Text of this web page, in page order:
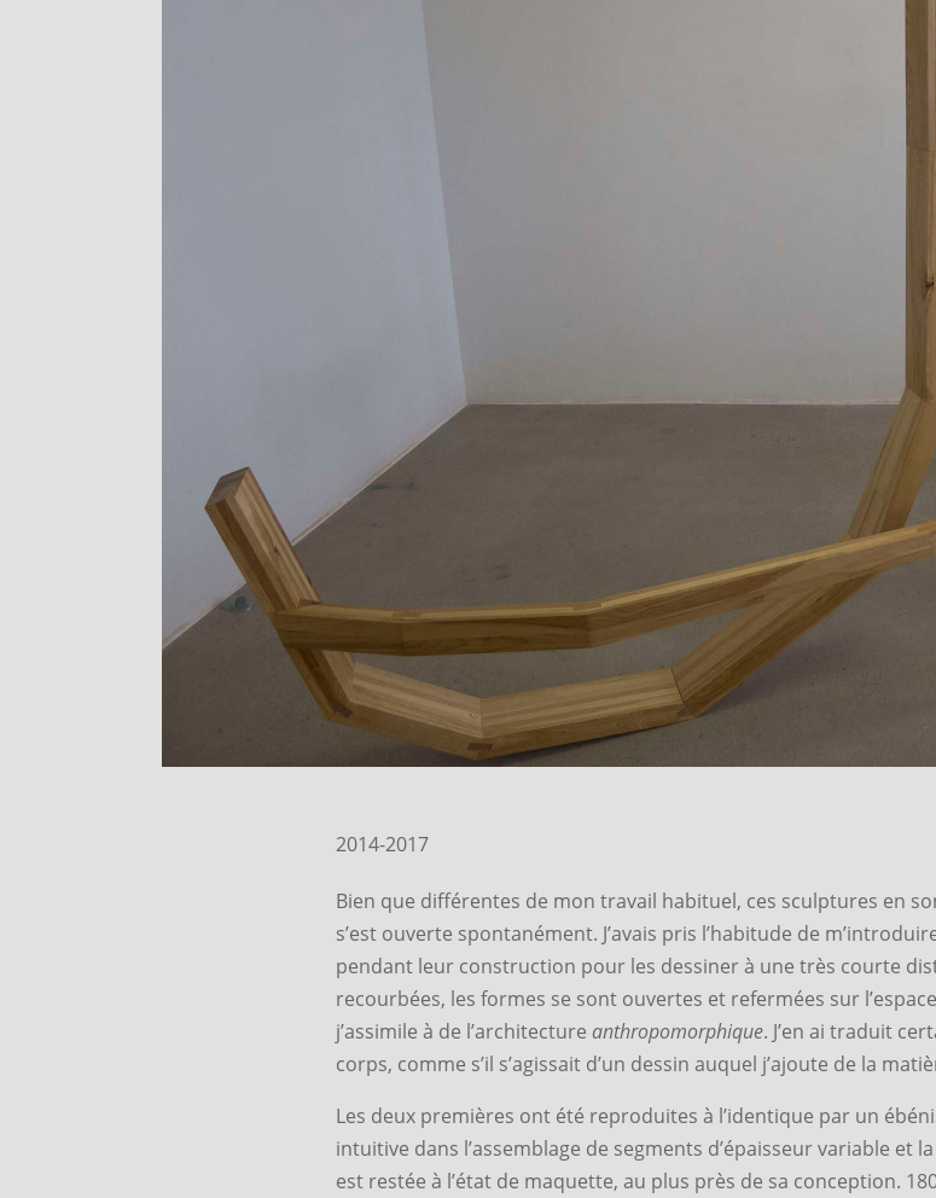
2014-2017
Bien que différentes de mon travail habituel, ces sculptures en
s’est ouverte spontanément. J’avais pris l’habitude de
pendant leur construction pour les dessiner à une très courte
recourbées, les formes se sont ouvertes et refermées sur
j’assimile à de l’architectureanthropomorphique. J’en ai traduit
corps, comme s’il s’agissait d’un dessin auquel j’ajoute de la
Les deux premières ont été reproduites à l’identique par un
intuitive dans l’assemblage de segments d’épaisseur variable et
est restée à l’état de maquette, au plus près de sa conception.